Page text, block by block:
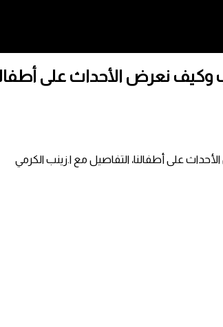
وكيف نعرض الأحداث على
على أطفالنا، التفاصيل مع ا.زينب الكرمي